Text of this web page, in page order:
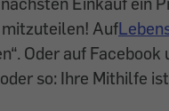
Auf
Oder auf Facebook
so: Ihre Mithilfe